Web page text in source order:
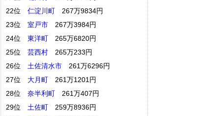
22位
仁淀川町 267万9834円
23位
室戸市 267万3984円
24位
東洋町 265万6820円
25位
芸西村 265万233円
26位
土佐清水市 261万6296円
27位
大月町 261万1201円
28位
奈半利町 261万407円
29位
土佐町 259万8936円